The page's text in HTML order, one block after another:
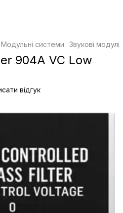
Модульні системи Звукові модулі
904A VC Low
відгук